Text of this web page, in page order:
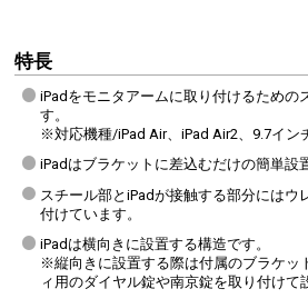
特長
iPadをモニタアームに取り付けるための
す。
※対応機種/iPad Air、iPad Air2、9.7イン
iPadはブラケットに差込むだけの簡単設
スチール部とiPadが接触する部分にはウ
付けています。
iPadは横向きに設置する構造です。
※縦向きに設置する際は付属のブラケッ
ィ用のダイヤル錠や南京錠を取り付けて